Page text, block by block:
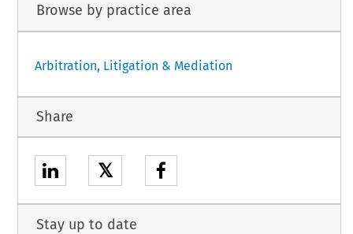
Browse by practice area
Arbitration, Litigation & Mediation
Share
𝕏
Stay up to date